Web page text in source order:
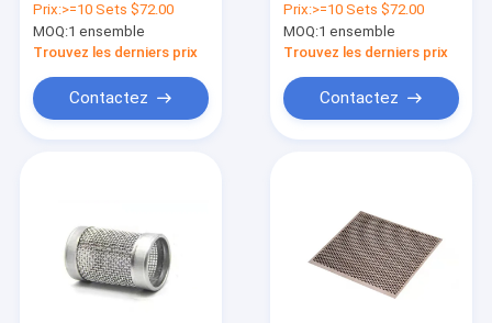
20 microns Y de
cachetage d'aide de
bordure
Prix:>=10 Sets $72.00
MOQ:1 ensemble
Trouvez les derniers prix
Contactez
de l'acier inoxydable
304 traitant
profondément
Prix:>=10 Sets $72.00
MOQ:1 ensemble
Trouvez les derniers prix
Contactez